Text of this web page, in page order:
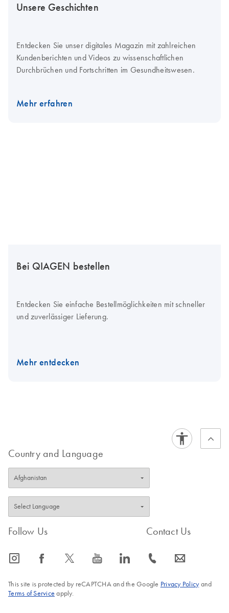
Unsere Geschichten
Entdecken Sie unser digitales Magazin mit zahlreichen
Kundenberichten und Videos zu wissenschaftlichen
Durchbrüchen und Fortschritten im Gesundheitswesen.
Mehr erfahren
Bei QIAGEN bestellen
Entdecken Sie einfache Bestellmöglichkeiten mit schneller
und zuverlässiger Lieferung.
Mehr entdecken
Country and Language
Follow Us
icon_0065_instagram-s icon_0064_facebook-s icon_0340_cc_gen_x-s icon_0077_youtube-s icon_0066_linkedin-s
Contact Us
icon_0072_phone-s icon_0063_envelope-s
This site is protected by reCAPTCHA and the Google Privacy Policyand
Terms of Service apply.